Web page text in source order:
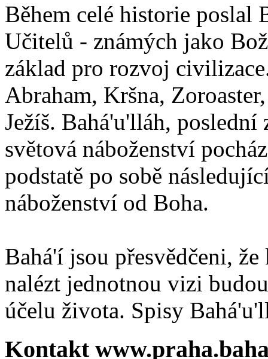
Během celé historie poslal
Učitelů - známých jako
základ pro rozvoj
Abraham, Kršna,
Ježíš. Bahá'u'lláh,
světová náboženství
podstatě po sobě
náboženství od Boha.
Bahá'í jsou přesvědčeni,
nalézt jednotnou vizi
účelu života. Spisy
Kontakt